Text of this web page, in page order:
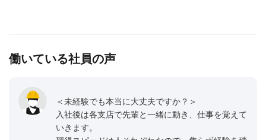
働いている社員の声
＜未経験でも本当に大丈夫ですか？＞
入社後は各支店で先輩と一緒に動き、仕事を覚えて
いきます。